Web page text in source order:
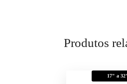
Produtos
17" a